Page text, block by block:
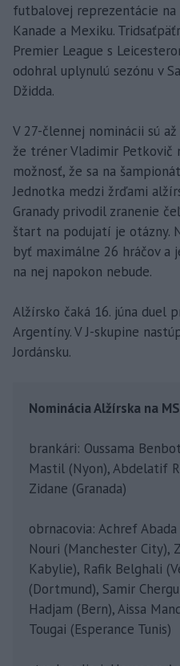
futbalovej reprezentácie na
Kanade a Mexiku.
Premier League s
odohral uplynulú sezónu v
Džidda.
V 27-člennej nominácii sú
že tréner Vladimir Petkovič
možnosť, že sa na
Jednotka medzi žrďami
Granady privodil zranenie
štart na podujatí je otázny.
byť maximálne 26 hráčov a
na nej napokon nebude.
Alžírsko čaká 16. júna duel
Argentíny. V J-skupine
Jordánsku.
Nominácia Alžírska na
brankári: Oussama
Mastil (Nyon), Abdelatif
Zidane (Granada)
obrnacovia: Achref
Nouri (Manchester City),
Kabylie), Rafik Belghali
(Dortmund), Samir
Hadjam (Bern), Aissa
Tougai (Esperance Tunis)